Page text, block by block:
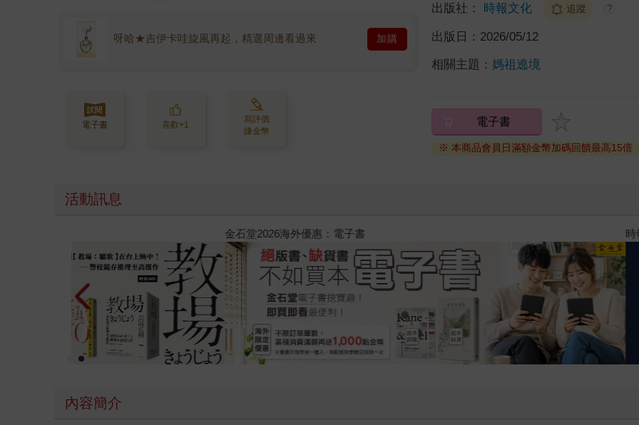
呀哈★吉伊卡哇旋風再起，精選周邊看過來 加購
電子書 喜歡+1
寫評價
賺金幣
出版社： 時報文化 追蹤 ?
出版日： 2026/05/12
相關主題： 媽祖遶境
電子書
※ 本商品會員日滿額金幣加碼回饋最高15倍
活動訊息
黃色書刊回來了！一起走進他的
內容簡介